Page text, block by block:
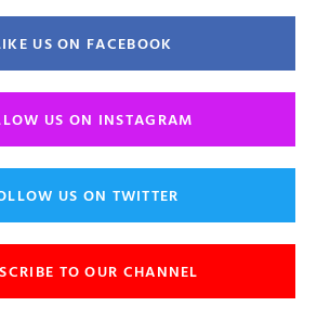
US ON FACEBOOK
US ON INSTAGRAM
US ON TWITTER
TO OUR CHANNEL